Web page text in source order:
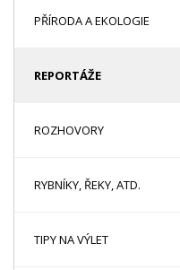
PŘÍRODA A EKOLOGIE
REPORTÁŽE
ROZHOVORY
RYBNÍKY, ŘEKY, ATD.
TIPY NA VÝLET